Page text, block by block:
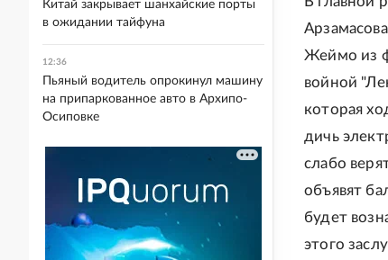
Жеймо из
войной
которая
дичь
слабо
объявят
будет
этого
Китай закрывает шанхайские порты
в ожидании тайфуна
12:36
Пьяный водитель опрокинул машину
на припаркованное авто в Архипо-
Осиповке